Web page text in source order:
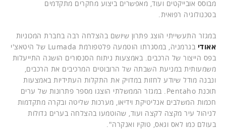
מבוסס אובייקטים ועוד, מאפשרים ביצוע מחקרים מתקדמים
בטכנולוגיה רפואית.
במגזר התעשייתי הוצג פתרון שיושם בהצלחה רבה בחברת המכוניות
אאודי
בגרמניה, במסגרתו הוטמעה פלטפורמת Lumada של היטאצ'י
בפס הייצור של הרכבים. באמצעות ניתוח הסנסורים הושגה התייעלות
משמעותית במניעת השבתה של הרובוטים המרכיבים את הרכבים,
ונבנה מודל שיודע לחזות במדויק את התקלות העתידיות באמצעות
תוכנת Pentaho. במגזר הממשלתי הוצגו מספר פתרונות של ערים
חכמות המשלבים אנליטיקת וידיאו, מערכות שליטה ובקרה מתקדמות
לניהול עיר מקצה לקצה ועוד, שהוטמעו בהצלחה בערים גדולות
בעולם כמו לאס וגאס, טוקיו ואנקרה".